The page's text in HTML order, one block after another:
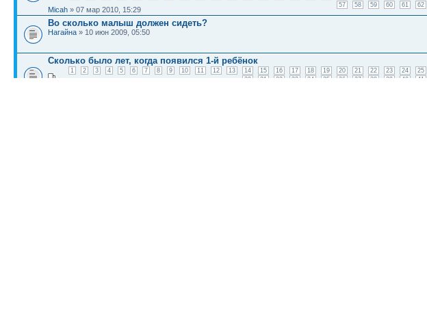
57
58 59 60 61 62
Micah » 07 мар 2010, 15:29
Во сколько малыш должен сидеть?
Нагайна » 10 июн 2009, 05:50
Сколько было лет, когда появился 1-й ребёнок
1 2 3 4 5 6 7 8 9 10 11 12 13 14 15 16 17 18 19 20 21 22 23 24 25
30
31 32 33 34 35 36 37 38 39 40 41